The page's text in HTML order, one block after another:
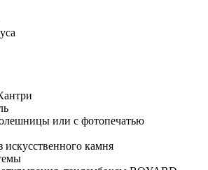
или с фотопечатью
искусственного камня